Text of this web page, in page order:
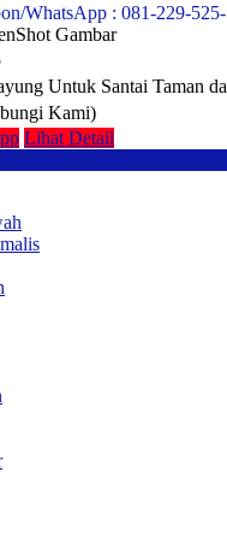
WhatsApp : 081-229-
Gambar
Untuk Santai Taman
Kami)
Lihat Detail